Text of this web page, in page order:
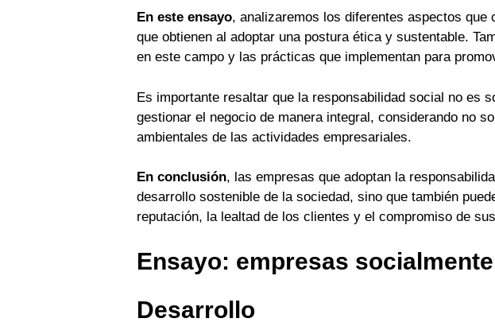
En este ensayo, analizaremos los diferentes aspectos
que obtienen al adoptar una postura ética y sustentable.
en este campo y las prácticas que implementan para
Es importante resaltar que la responsabilidad social no es
gestionar el negocio de manera integral, considerando no
ambientales de las actividades empresariales.
En conclusión, las empresas que adoptan la
desarrollo sostenible de la sociedad, sino que también
reputación, la lealtad de los clientes y el compromiso de
Ensayo: empresas
Desarrollo